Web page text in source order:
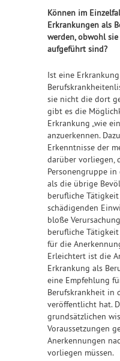
Können im
Erkrankungen als
werden, obwohl
aufgeführt sind?
Ist eine
sie nicht die dort
gibt es die
Erkrankung „wie
anzuerkennen.
Erkenntnisse der
darüber vorliegen,
Personengruppe
als die übrige
berufliche
schädigenden
bloße
berufliche
für die
Erleichtert ist die
Erkrankung als
eine Empfehlung
Berufskrankheit in
veröffentlicht hat.
grundsätzlichen
Voraussetzungen
Anerkennungen
vorliegen müssen.